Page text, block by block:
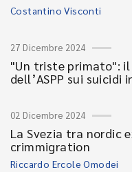
Costantino Visconti
27 Dicembre 2024
"Un triste primato": il
dell’ASPP sui suicidi
02 Dicembre 2024
La Svezia tra nordic
crimmigration
Riccardo Ercole Omodei